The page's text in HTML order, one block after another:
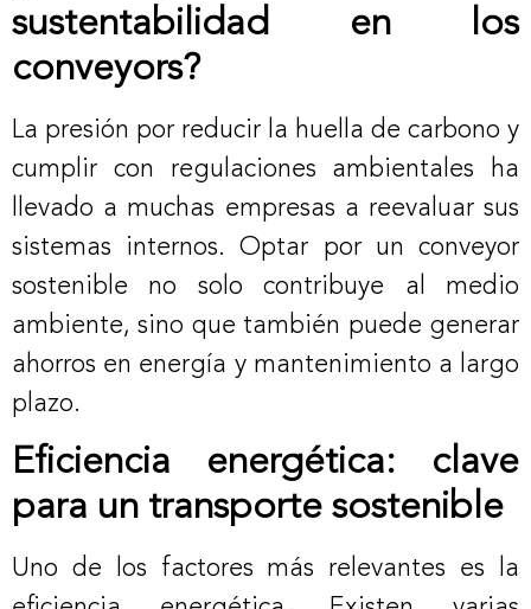
sustentabilidad en los
conveyors?
La presión por reducir la huella de carbono y
cumplir con regulaciones ambientales ha
llevado a muchas empresas a reevaluar sus
sistemas internos. Optar por un conveyor
sostenible no solo contribuye al medio
ambiente, sino que también puede generar
ahorros en energía y mantenimiento a largo
plazo.
Eficiencia energética: clave
para un transporte sostenible
Uno de los factores más relevantes es la